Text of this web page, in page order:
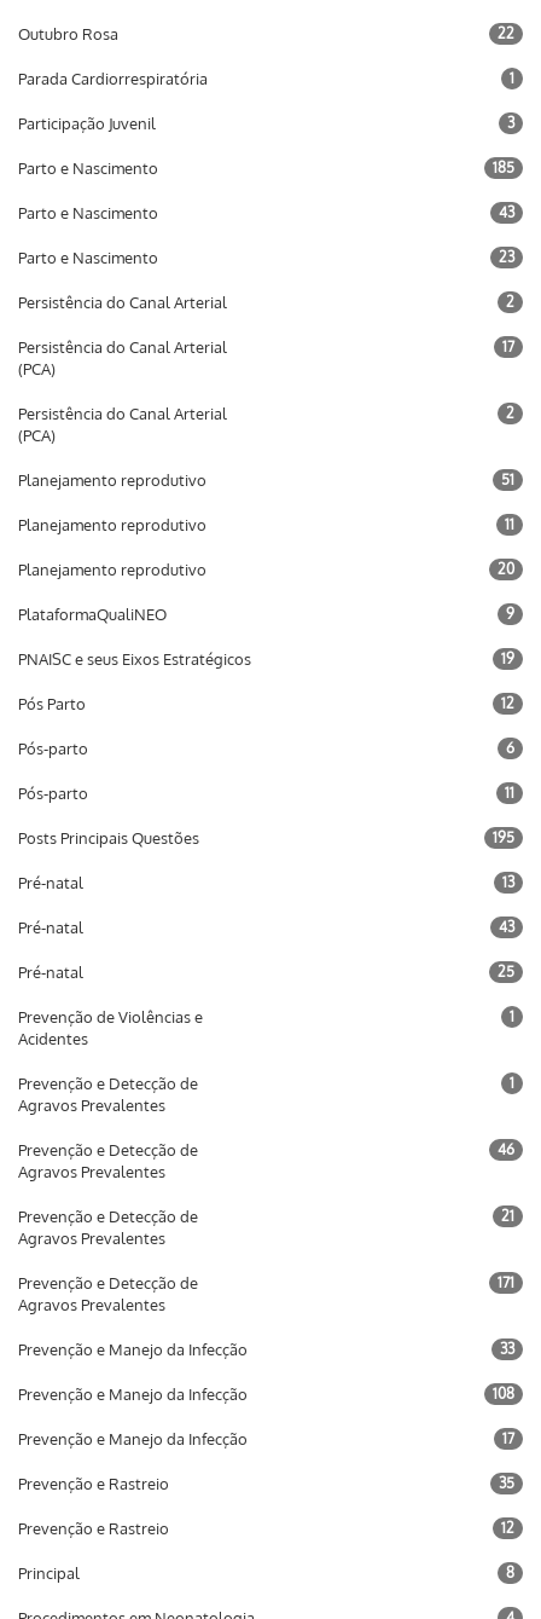
Outubro Rosa 22
Parada Cardiorrespiratória 1
Participação Juvenil 3
Parto e Nascimento 185
Parto e Nascimento 43
Parto e Nascimento 23
Persistência do Canal Arterial 2
Persistência do Canal Arterial
(PCA)
17
Persistência do Canal Arterial
(PCA)
2
Planejamento reprodutivo 51
Planejamento reprodutivo 11
Planejamento reprodutivo 20
PlataformaQualiNEO 9
PNAISC e seus Eixos Estratégicos 19
Pós Parto 12
Pós-parto 6
Pós-parto 11
Posts Principais Questões 195
Pré-natal 13
Pré-natal 43
Pré-natal 25
Prevenção de Violências e
Acidentes
1
Prevenção e Detecção de
Agravos Prevalentes
1
Prevenção e Detecção de
Agravos Prevalentes
46
Prevenção e Detecção de
Agravos Prevalentes
21
Prevenção e Detecção de
Agravos Prevalentes
171
Prevenção e Manejo da Infecção 33
Prevenção e Manejo da Infecção 108
Prevenção e Manejo da Infecção 17
Prevenção e Rastreio 35
Prevenção e Rastreio 12
Principal 8